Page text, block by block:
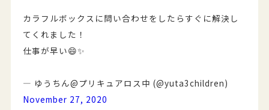
カラフルボックスに問い合わせをしたらすぐに解決し
てくれました！
仕事が早い😄✨
— ゆうちん@プリキュアロス中 (@yuta3children)
November 27, 2020